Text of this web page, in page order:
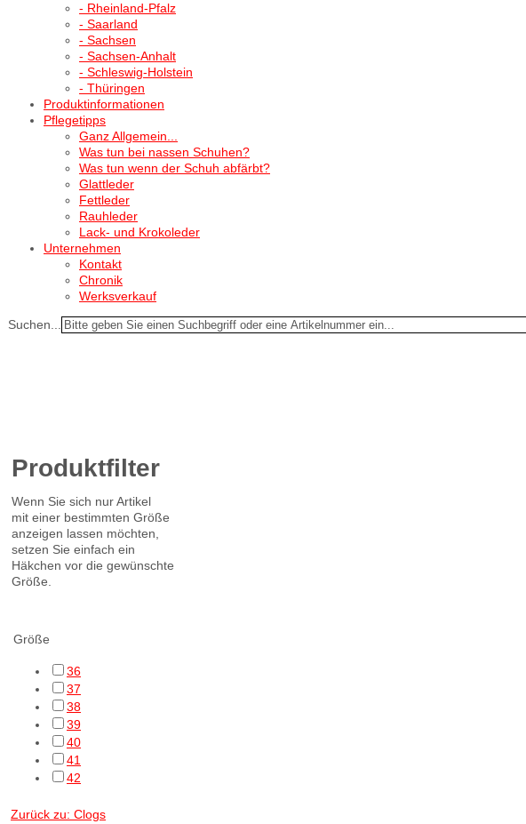
- Rheinland-Pfalz
- Saarland
- Sachsen
- Sachsen-Anhalt
- Schleswig-Holstein
- Thüringen
Produktinformationen
Pflegetipps
Ganz Allgemein...
Was tun bei nassen Schuhen?
Was tun wenn der Schuh abfärbt?
Glattleder
Fettleder
Rauhleder
Lack- und Krokoleder
Unternehmen
Kontakt
Chronik
Werksverkauf
Suchen...
Produktfilter
Wenn Sie sich nur Artikel
mit einer bestimmten Größe
anzeigen lassen möchten,
setzen Sie einfach ein
Häkchen vor die gewünschte
Größe.
Größe
36
37
38
39
40
41
42
Zurück zu: Clogs